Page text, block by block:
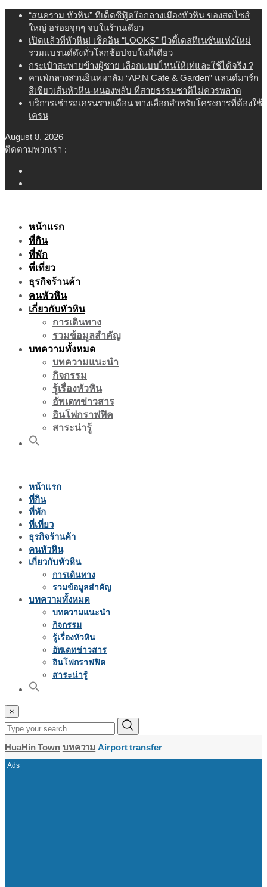
Skip
content
“สนคราม หัวหิน” ทีเด็ดซีฟู้ดใจกลางเมืองหัวหิน ของสดไซส์
ใหญ่ อร่อยจุกๆ จบในร้านเดียว
เปิดแล้วที่หัวหิน! เช็คอิน “LOOKS” บิวตี้เดสทิเนชันแห่งใหม่
รวมแบรนด์ดังทั่วโลกช้อปจบในที่เดียว
กระเป๋าสะพายข้างผู้ชาย เลือกแบบไหนให้เท่และใช้ได้จริง ?
คาเฟ่กลางสวนอินทผาลัม “AP.N Cafe & Garden” แลนด์มาร์ก
สีเขียวเส้นหัวหิน-หนองพลับ ที่สายธรรมชาติไม่ควรพลาด
บริการเช่ารถเครนรายเดือน ทางเลือกสำหรับโครงการที่ต้องใช้
เครน
August 8, 2026
ติดตามพวกเรา :
หน้าแรก
ที่กิน
ที่พัก
ที่เที่ยว
ธุรกิจร้านค้า
คนหัวหิน
เกี่ยวกับหัวหิน
การเดินทาง
รวมข้อมูลสำคัญ
บทความทั้งหมด
บทความแนะนำ
กิจกรรม
รู้เรื่องหัวหิน
อัพเดทข่าวสาร
อินโฟกราฟฟิค
สาระน่ารู้
หน้าแรก
ที่กิน
ที่พัก
ที่เที่ยว
ธุรกิจร้านค้า
คนหัวหิน
เกี่ยวกับหัวหิน
การเดินทาง
รวมข้อมูลสำคัญ
บทความทั้งหมด
บทความแนะนำ
กิจกรรม
รู้เรื่องหัวหิน
อัพเดทข่าวสาร
อินโฟกราฟฟิค
สาระน่ารู้
×
HuaHin Town บทความ Airport transfer